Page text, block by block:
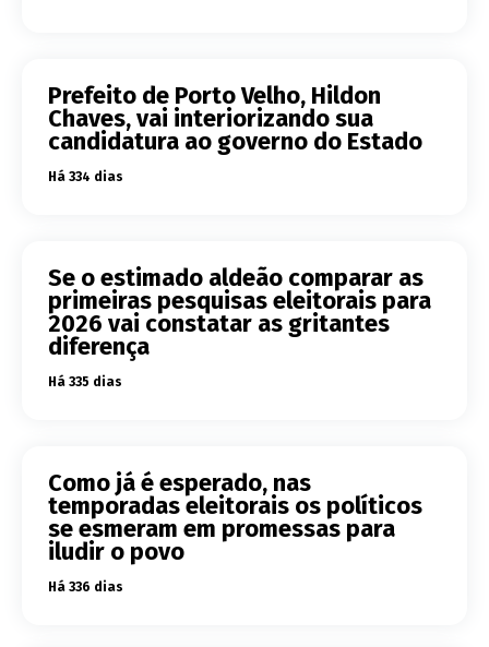
Prefeito de Porto Velho, Hildon
Chaves, vai interiorizando sua
candidatura ao governo do Estado
Há 334 dias
Se o estimado aldeão comparar as
primeiras pesquisas eleitorais para
2026 vai constatar as gritantes
diferença
Há 335 dias
Como já é esperado, nas
temporadas eleitorais os políticos
se esmeram em promessas para
iludir o povo
Há 336 dias